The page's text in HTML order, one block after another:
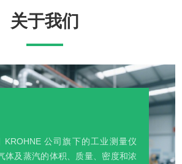
关于我们
公司旗下的工业测量仪
体及蒸汽的体积、质量、密度和浓